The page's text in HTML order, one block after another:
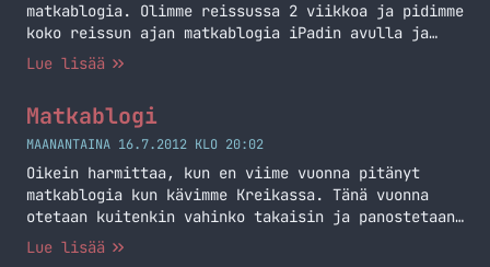
matkablogia. Olimme reissussa 2 viikkoa ja pidimme
koko reissun ajan matkablogia iPadin avulla ja
suurin osa tämän artikkelin havainnoista on
tabletista, kuin iPadistä sillä suurin osa näistä
asioista pätee Android pohjaisiinkin tabletteihin.
Itselläni ei vain ole Android… Jatka lukemista
iPad matkakumppanina
Lue lisää
Matkablogi
MAANANTAINA 16.7.2012 KLO 20:02
Oikein harmittaa, kun en viime vuonna pitänyt
matkablogia kun kävimme Kreikassa. Tänä vuonna
otetaan kuitenkin vahinko takaisin ja panostetaan
siihen enemmän. Viime vuonna tietty tuli kuvia
Lue lisää